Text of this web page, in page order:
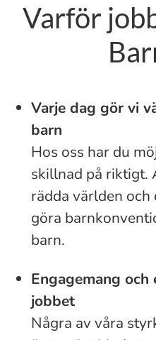
Varför
Varje dag gör vi
barn
Hos oss har du
skillnad på riktigt.
rädda världen
göra
barn.
Engagemang och
jobbet
Några av våra